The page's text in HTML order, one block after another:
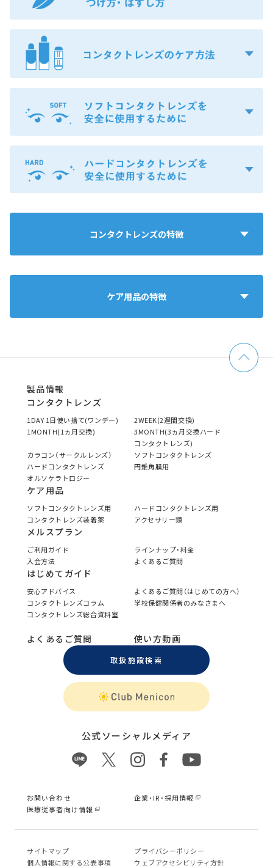
コンタクトレンズの特徴
ケア用品の特徴
製品情報
コンタクトレンズ
1DAY 1日使い捨て(ワンデー)
2WEEK(2週間交換)
1MONTH(1ヵ月交換)
3MONTH(3ヵ月交換ハード
コンタクトレンズ)
カラコン（サークルレンズ）
ソフトコンタクトレンズ
ハードコンタクトレンズ
円錐角膜用
オルソケラトロジー
ケア用品
ソフトコンタクトレンズ用
ハードコンタクトレンズ用
コンタクトレンズ装着薬
アクセサリー類
メルスプラン
ご利用ガイド
ラインナップ・料金
入会方法
よくあるご質問
はじめてガイド
安心アドバイス
よくあるご質問（はじめての方へ）
コンタクトレンズコラム
学校保健関係者のみなさまへ
コンタクトレンズ総合資料室
よくあるご質問 使い方動画
取扱施設検索
公式ソーシャルメディア
お問い合わせ
企業・IR・採用情報
医療従事者向け情報
サイトマップ
プライバシーポリシー
個⼈情報に関する公表事項
ウェブアクセシビリティ方針